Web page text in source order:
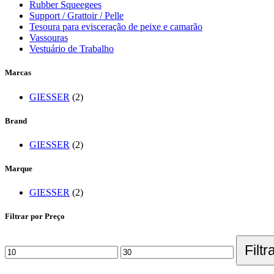
Rubber Squeegees
Support / Grattoir / Pelle
Tesoura para evisceração de peixe e camarão
Vassouras
Vestuário de Trabalho
Marcas
GIESSER (2)
Brand
GIESSER (2)
Marque
GIESSER (2)
Filtrar por Preço